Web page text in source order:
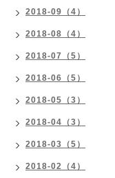
2018-09（4）
2018-08（4）
2018-07（5）
2018-06（5）
2018-05（3）
2018-04（3）
2018-03（5）
2018-02（4）